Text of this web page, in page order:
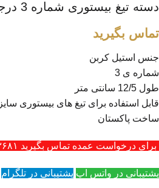
دسته تیغ بیستوری شماره 3 درجه یک
تماس بگیرید
جنس استیل کربن
شماره ی 3
طول 12/5 سانتی متر
قابل استفاده برای تیغ های بیستوری سایز 10، 11،12 و 15
ساخت پاکستان
برای درخواست عمده تماس بگیرید ۰۹۲۱۲۱۴۳۶۸۱ - ۰۹۳۰۰۹۳۹۳۱۴
پشتیبانی در واتس اپ پشتیبانی در تلگرام